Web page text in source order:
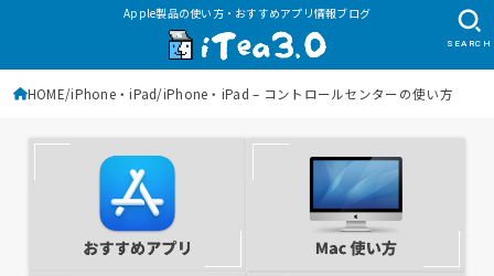
Apple製品の使い方・おすすめアプリ情報ブログ
SEARCH
HOME iPhone・iPad iPhone・iPad – コントロールセンターの使い方